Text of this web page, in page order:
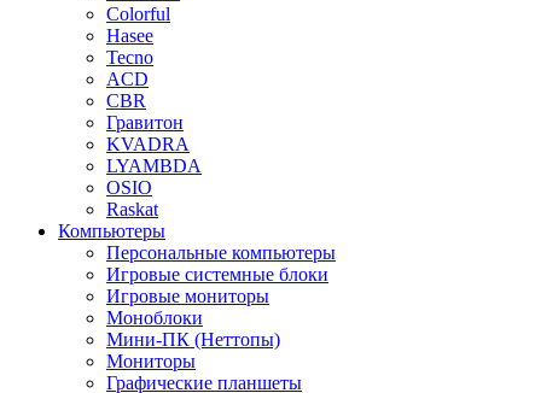
Colorful
Hasee
Tecno
ACD
CBR
Гравитон
KVADRA
LYAMBDA
OSIO
Raskat
Компьютеры
Персональные компьютеры
Игровые системные блоки
Игровые мониторы
Моноблоки
Мини-ПК (Неттопы)
Мониторы
Графические планшеты